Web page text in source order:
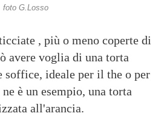
foto G.Losso
, più o meno coperte di
avere voglia di una torta
soffice, ideale per il the o per
è un esempio, una torta
all'arancia.